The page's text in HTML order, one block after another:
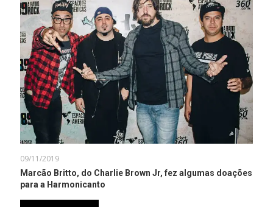
09/11/2019
Marcão Britto, do Charlie Brown Jr, fez algumas doações
para a Harmonicanto